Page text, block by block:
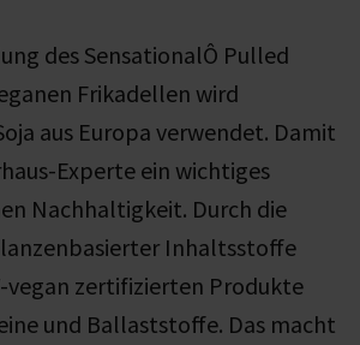
des SensationalÔ Pulled
Frikadellen wird
aus Europa verwendet. Damit
Experte ein wichtiges
Nachhaltigkeit. Durch die
Inhaltsstoffe
vegan zertifizierten Produkte
und Ballaststoffe. Das macht